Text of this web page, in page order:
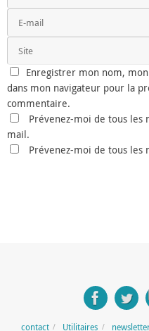
Enregistrer mon nom,
dans mon navigateur pour la
commentaire.
Prévenez-moi de tous les
mail.
Prévenez-moi de tous les
contact Utilitaires